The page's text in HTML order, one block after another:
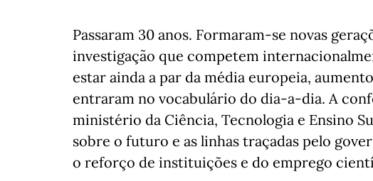
Passaram 30 anos. Formaram-se novas
investigação que competem
estar ainda a par da média europeia,
entraram no vocabulário do dia-a-dia. A
ministério da Ciência, Tecnologia e Ensino
sobre o futuro e as linhas traçadas pelo
o reforço de instituições e do emprego